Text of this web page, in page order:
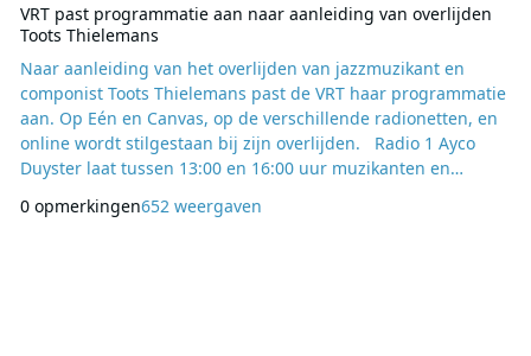
VRT past programmatie aan naar aanleiding van overlijden
Toots Thielemans
Naar aanleiding van het overlijden van jazzmuzikant en
componist Toots Thielemans past de VRT haar programmatie
aan. Op Eén en Canvas, op de verschillende radionetten, en
online wordt stilgestaan bij zijn overlijden. Radio 1 Ayco
Duyster laat tussen 13:00 en 16:00 uur muzikanten en
Radio 1-collega Jan Hautekiet is daar een van. Jan, zelf een
0 opmerkingen652 weergaven